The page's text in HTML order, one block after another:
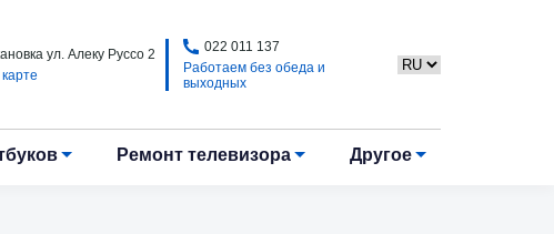
ул. Алеку Руссо 2
022 011 137
Работаем без обеда и
выходных
Ремонт телевизора Другое